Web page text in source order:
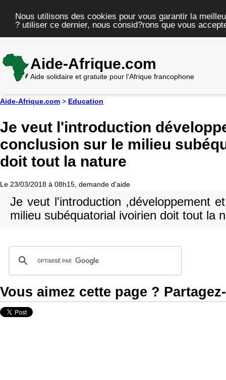
Nous utilisons des cookies pour vous garantir la
? utiliser ce dernier, nous consid?rons que vous
Aide-Afrique.com
Aide solidaire et gratuite pour l'Afrique francophone
Aide-Afrique.com > Education
Je veut l'introduction
conclusion sur le milieu
doit tout la nature
Le 23/03/2018 à 08h15, demande d'aide
Je veut l'introduction ,développement
milieu subéquatorial ivoirien doit tout la
Vous aimez cette page ?